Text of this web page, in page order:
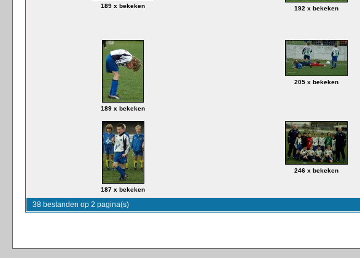
189 x bekeken 192 x bekeken
189 x bekeken
205 x bekeken
187 x bekeken
246 x bekeken
38 bestanden op 2 pagina(s)